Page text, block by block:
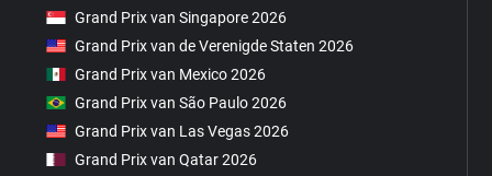
Grand Prix van Singapore 2026
Grand Prix van de Verenigde Staten 2026
Grand Prix van Mexico 2026
Grand Prix van São Paulo 2026
Grand Prix van Las Vegas 2026
Grand Prix van Qatar 2026